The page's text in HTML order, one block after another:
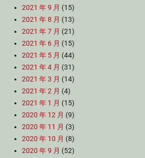
2021 年 9 月 (15)
2021 年 8 月 (13)
2021 年 7 月 (21)
2021 年 6 月 (15)
2021 年 5 月 (44)
2021 年 4 月 (31)
2021 年 3 月 (14)
2021 年 2 月 (4)
2021 年 1 月 (15)
2020 年 12 月 (9)
2020 年 11 月 (3)
2020 年 10 月 (8)
2020 年 9 月 (52)